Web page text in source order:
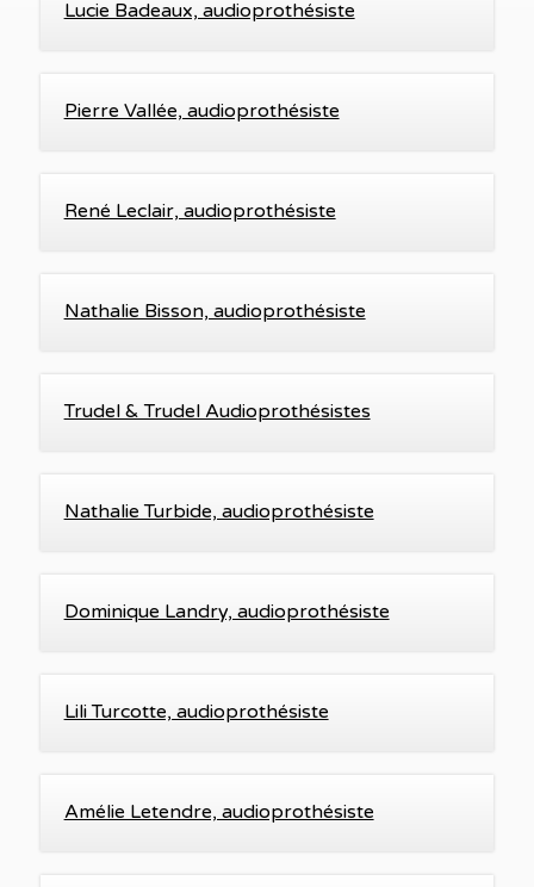
Lucie Badeaux, audioprothésiste
Pierre Vallée, audioprothésiste
René Leclair, audioprothésiste
Nathalie Bisson, audioprothésiste
Trudel & Trudel Audioprothésistes
Nathalie Turbide, audioprothésiste
Dominique Landry, audioprothésiste
Lili Turcotte, audioprothésiste
Amélie Letendre, audioprothésiste